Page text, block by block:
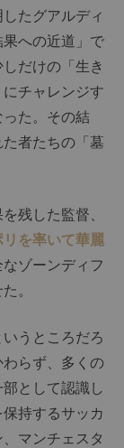
たグアルディ
への近道」で
だけの「生き
チャレンジす
た。その結
者たちの「墓
残した監督、
リを率いて華麗
なゾーンディフ
。
うところだろ
らず、多くの
として認識し
持するサッカ
マンチェスタ